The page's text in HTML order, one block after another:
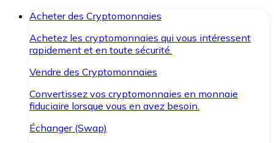
Acheter des Cryptomonnaies
Achetez les cryptomonnaies qui vous intéressent
rapidement et en toute sécurité.
Vendre des Cryptomonnaies
Convertissez vos cryptomonnaies en monnaie
fiduciaire lorsque vous en avez besoin.
Échanger (Swap)